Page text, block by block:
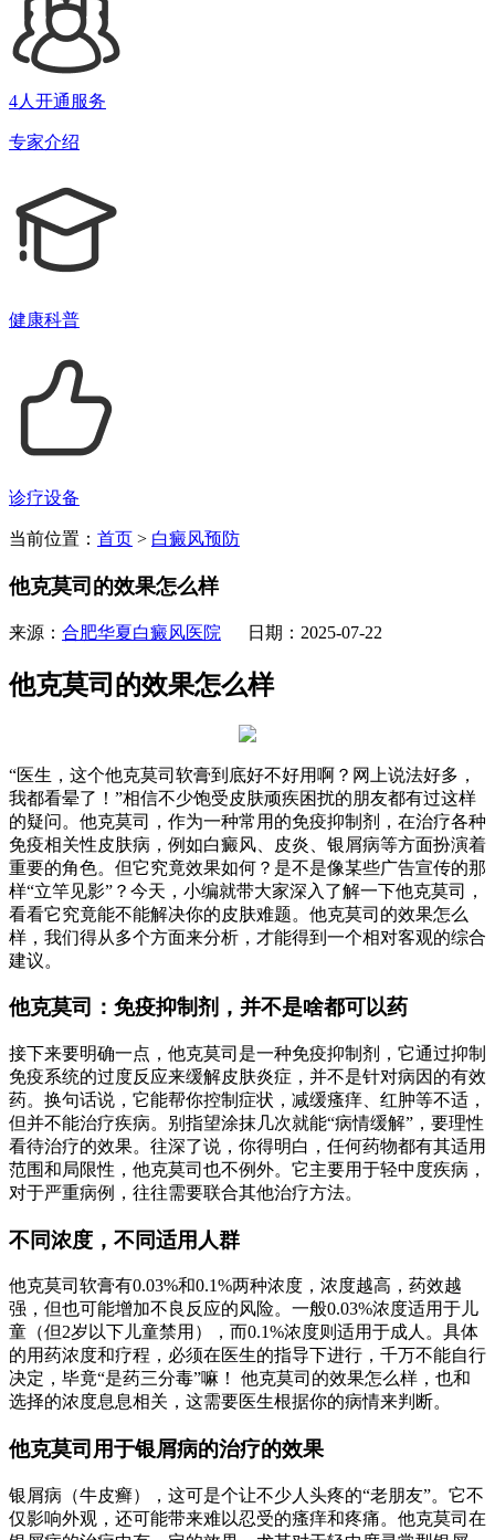
4人开通服务
专家介绍
健康科普
诊疗设备
当前位置： 首页 > 白癜风预防
他克莫司的效果怎么样
来源： 合肥华夏白癜风医院 日期：2025-07-22
他克莫司的效果怎么样
“医生，这个他克莫司软膏到底好不好用啊？网上说法好多，
我都看晕了！”相信不少饱受皮肤顽疾困扰的朋友都有过这样
的疑问。他克莫司，作为一种常用的免疫抑制剂，在治疗各种
免疫相关性皮肤病，例如白癜风、皮炎、银屑病等方面扮演着
重要的角色。但它究竟效果如何？是不是像某些广告宣传的那
样“立竿见影”？今天，小编就带大家深入了解一下他克莫司，
看看它究竟能不能解决你的皮肤难题。他克莫司的效果怎么
样，我们得从多个方面来分析，才能得到一个相对客观的综合
建议。
他克莫司：免疫抑制剂，并不是啥都可以药
接下来要明确一点，他克莫司是一种免疫抑制剂，它通过抑制
免疫系统的过度反应来缓解皮肤炎症，并不是针对病因的有效
药。换句话说，它能帮你控制症状，减缓瘙痒、红肿等不适，
但并不能治疗疾病。别指望涂抹几次就能“病情缓解”，要理性
看待治疗的效果。往深了说，你得明白，任何药物都有其适用
范围和局限性，他克莫司也不例外。它主要用于轻中度疾病，
对于严重病例，往往需要联合其他治疗方法。
不同浓度，不同适用人群
他克莫司软膏有0.03%和0.1%两种浓度，浓度越高，药效越
强，但也可能增加不良反应的风险。一般0.03%浓度适用于儿
童（但2岁以下儿童禁用），而0.1%浓度则适用于成人。具体
的用药浓度和疗程，必须在医生的指导下进行，千万不能自行
决定，毕竟“是药三分毒”嘛！ 他克莫司的效果怎么样，也和
选择的浓度息息相关，这需要医生根据你的病情来判断。
他克莫司用于银屑病的治疗的效果
银屑病（牛皮癣），这可是个让不少人头疼的“老朋友”。它不
仅影响外观，还可能带来难以忍受的瘙痒和疼痛。他克莫司在